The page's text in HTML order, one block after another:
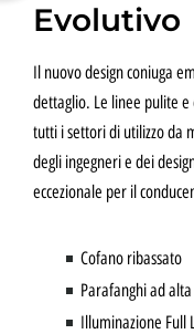
Evolutivo
Il nuovo design coniuga
dettaglio. Le linee pulite e
tutti i settori di utilizzo da
degli ingegneri e dei
eccezionale per il
Cofano ribassato
Parafanghi ad
Illuminazione Full